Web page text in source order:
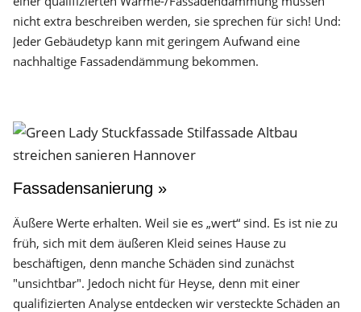
nicht extra beschreiben werden, sie sprechen für sich! Und:
Jeder Gebäudetyp kann mit geringem Aufwand eine
nachhaltige Fassadendämmung bekommen.
Fassadensanierung »
Äußere Werte erhalten. Weil sie es „wert“ sind. Es ist nie zu
früh, sich mit dem äußeren Kleid seines Hause zu
beschäftigen, denn manche Schäden sind zunächst
"unsichtbar". Jedoch nicht für Heyse, denn mit einer
qualifizierten Analyse entdecken wir versteckte Schäden an